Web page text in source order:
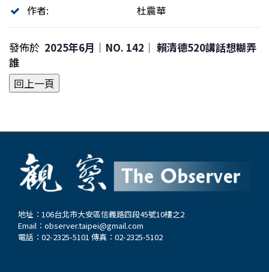
作者:
杜震華
發佈於 2025年6月｜NO. 142│ 賴清德520講話想糊弄
誰
地址：106台北市大安區信義路四段45號10樓之2
Email： observer.taipei@gmail.com
電話：02-2325-5101 傳真：02-2325-5102